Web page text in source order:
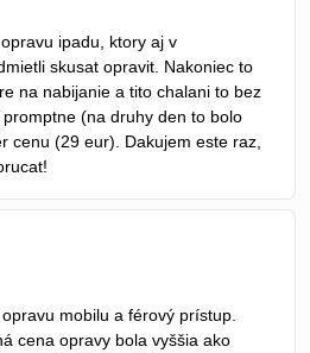
5 ipadu, ktory aj v
skusat opravit. Nakoniec to
na nabijanie a tito chalani to bez
(na druhy den to bolo
cenu (29 eur). Dakujem este raz,
5 mobilu a férový prístup.
cena opravy bola vyššia ako